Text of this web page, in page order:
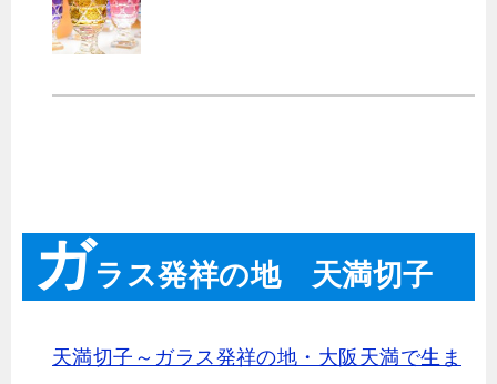
ガラス発祥の地 天満切子
天満切子～ガラス発祥の地・大阪天満で生ま